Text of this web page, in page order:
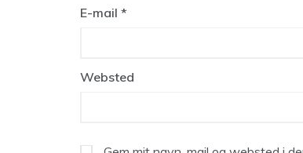
E-mail *
Websted